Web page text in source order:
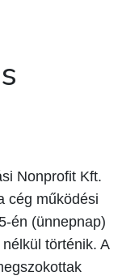
Nonprofit Kft.
cég működési
én (ünnepnap)
történik. A